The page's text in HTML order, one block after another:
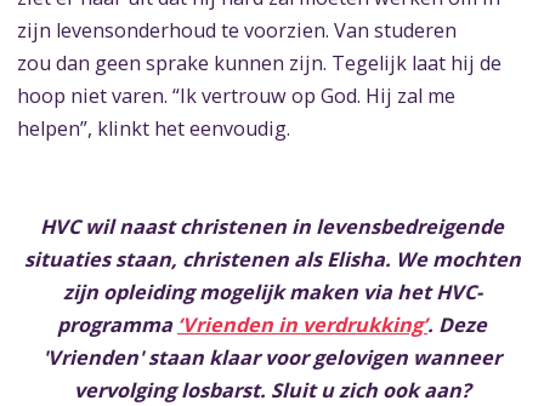
zijn levensonderhoud te voorzien. Van studeren
zou dan geen sprake kunnen zijn. Tegelijk laat hij de
hoop niet varen. “Ik vertrouw op God. Hij zal me
helpen”, klinkt het eenvoudig.
HVC wil naast christenen in levensbedreigende
situaties staan, christenen als Elisha. We mochten
zijn opleiding mogelijk maken via het HVC-
programma ‘Vrienden in verdrukking’. Deze
'Vrienden' staan klaar voor gelovigen wanneer
vervolging losbarst. Sluit u zich ook aan?